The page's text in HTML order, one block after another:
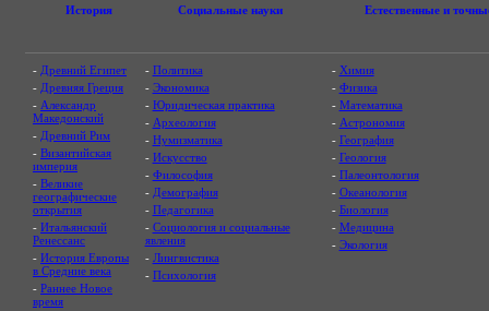
История Социальные науки Естественные и
- Древний Египет
- Древняя Греция
- Александр
Македонский
- Древний Рим
- Византийская
империя
- Великие
географические
открытия
- Итальянский
Ренессанс
- История Европы
в Средние века
- Раннее Новое
время
- Политика
- Экономика
- Юридическая практика
- Археология
- Нумизматика
- Искусство
- Философия
- Демография
- Педагогика
- Социология и социальные
явления
- Лингвистика
- Психология
- Химия
- Физика
- Математика
- Астрономия
- География
- Геология
- Палеонтология
- Океанология
- Биология
- Медицина
- Экология